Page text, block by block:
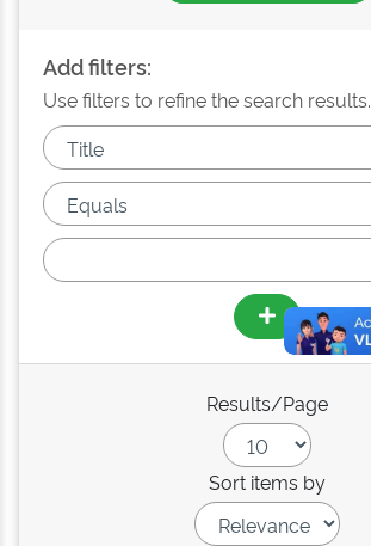
Add filters:
Use filters to refine the search results.
Results/Page
Sort items by